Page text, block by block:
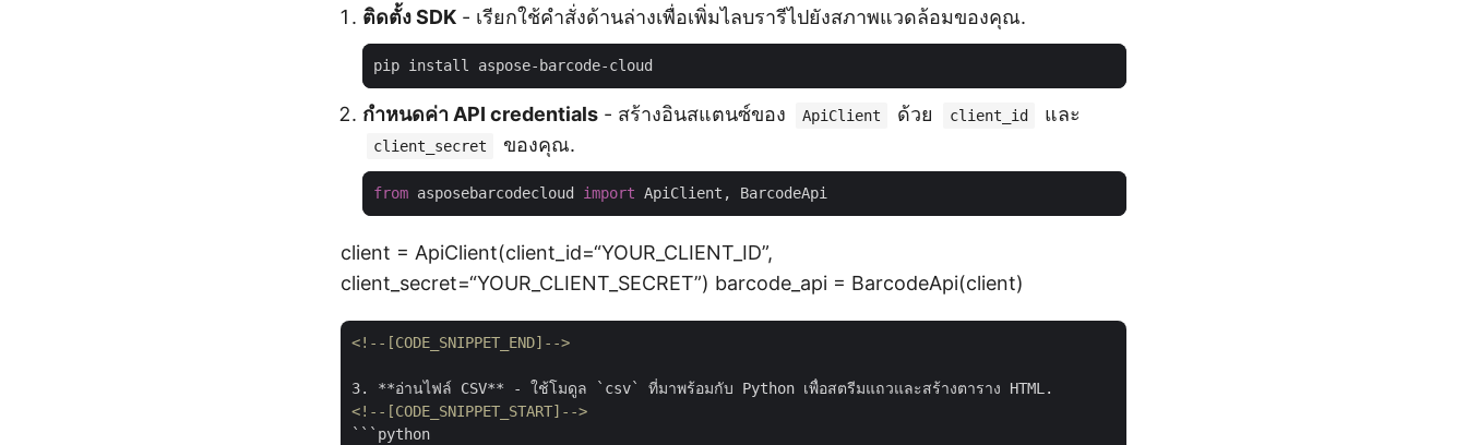
ติดตั้ง SDK - เรียกใช้คำสั่งด้านล่างเพื่อเพิ่มไลบรารีไปยังสภาพแวดล้อมของคุณ.
กำหนดค่า API credentials - สร้างอินสแตนซ์ของ ApiClient ด้วย client_id และ
client_secret ของคุณ.
from asposebarcodecloud import
client = ApiClient(client_id=“YOUR_CLIENT_ID”,
client_secret=“YOUR_CLIENT_SECRET”) barcode_api = BarcodeApi(client)
<!--[CODE_SNIPPET_END]-->
<!--[CODE_SNIPPET_START]-->
```python